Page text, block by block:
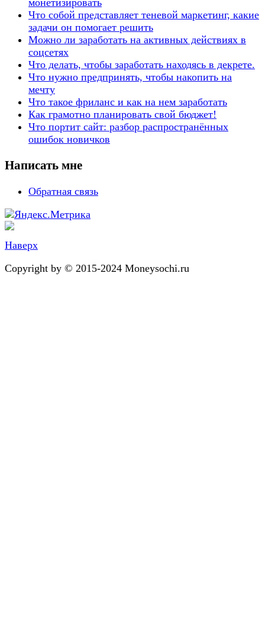
Что собой представляет теневой маркетинг, какие
задачи он помогает решить
Можно ли заработать на активных действиях в
соцсетях
Что делать, чтобы заработать находясь в декрете.
Что нужно предпринять, чтобы накопить на
мечту
Что такое фриланс и как на нем заработать
Как грамотно планировать свой бюджет!
Что портит сайт: разбор распространённых
ошибок новичков
Написать мне
Обратная связь
Наверх
Copyright by © 2015-2024 Moneysochi.ru